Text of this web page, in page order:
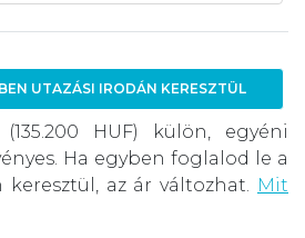
UTAZÁSI IRODÁN KERESZTÜL
HUF) külön, egyéni
Ha egyben foglalod le a
az ár változhat. Mit